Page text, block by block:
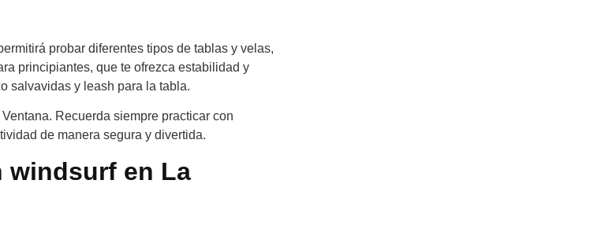
probar diferentes tipos de tablas y velas,
principiantes, que te ofrezca estabilidad y
salvavidas y leash para la tabla.
Recuerda siempre practicar con
de manera segura y divertida.
windsurf en La